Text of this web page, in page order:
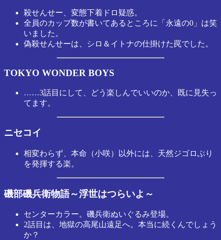
殺せんせー、変態下着ドロ疑惑。
全員のカップ数が書いてあるところに「永遠の0」は笑
いました。
偽殺せんせーは、シロ＆イトナの仕掛けた罠でした。
TOKYO WONDER BOYS
……3話目にして、どう楽しんでいいのか、既に見失っ
てます。
ニセコイ
相変わらず、本命（小咲）以外には、天然ジゴロぶり
を発揮する楽。
磯部磯兵衛物語～浮世はつらいよ～
センターカラー。磯兵衛ぬいぐるみ登場。
2話目は、地獄の高尾山遠足へ。本当に続くんでしょう
か？